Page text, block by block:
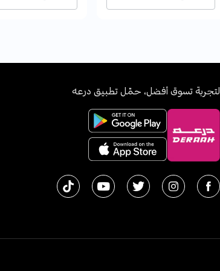
لتجربة تسوق أفضل، حمّل تطبيق درعه